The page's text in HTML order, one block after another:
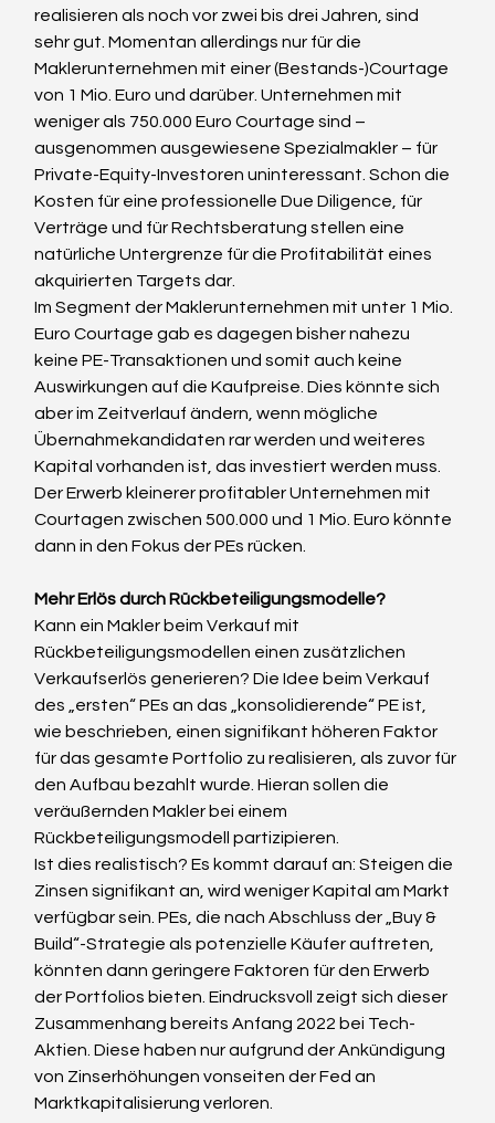
realisieren als noch vor zwei bis drei Jahren, sind
sehr gut. Momentan allerdings nur für die
Maklerunternehmen mit einer (Bestands-)Courtage
von 1 Mio. Euro und darüber. Unternehmen mit
weniger als 750.000 Euro Courtage sind –
ausgenommen ausgewiesene Spezialmakler – für
Private-Equity-Investoren uninteressant. Schon die
Kosten für eine professionelle Due Diligence, für
Verträge und für Rechtsberatung stellen eine
natürliche Untergrenze für die Profitabilität eines
akquirierten Targets dar.
Im Segment der Maklerunternehmen mit unter 1 Mio.
Euro Courtage gab es dagegen bisher nahezu
keine PE-Transaktionen und somit auch keine
Auswirkungen auf die Kaufpreise. Dies könnte sich
aber im Zeitverlauf ändern, wenn mögliche
Übernahmekandidaten rar werden und weiteres
Kapital vorhanden ist, das investiert werden muss.
Der Erwerb kleinerer profitabler Unternehmen mit
Courtagen zwischen 500.000 und 1 Mio. Euro könnte
dann in den Fokus der PEs rücken.
Mehr Erlös durch Rückbeteiligungsmodelle?
Kann ein Makler beim Verkauf mit
Rückbeteiligungsmodellen einen zusätzlichen
Verkaufserlös generieren? Die Idee beim Verkauf
des „ersten“ PEs an das „konsolidierende“ PE ist,
wie beschrieben, einen signifikant höheren Faktor
für das gesamte Portfolio zu realisieren, als zuvor für
den Aufbau bezahlt wurde. Hieran sollen die
veräußernden Makler bei einem
Rückbeteiligungsmodell partizipieren.
Ist dies realistisch? Es kommt darauf an: Steigen die
Zinsen signifikant an, wird weniger Kapital am Markt
verfügbar sein. PEs, die nach Abschluss der „Buy &
Build“-Strategie als potenzielle Käufer auftreten,
könnten dann geringere Faktoren für den Erwerb
der Portfolios bieten. Eindrucksvoll zeigt sich dieser
Zusammenhang bereits Anfang 2022 bei Tech-
Aktien. Diese haben nur aufgrund der Ankündigung
von Zinserhöhungen vonseiten der Fed an
Marktkapitalisierung verloren.